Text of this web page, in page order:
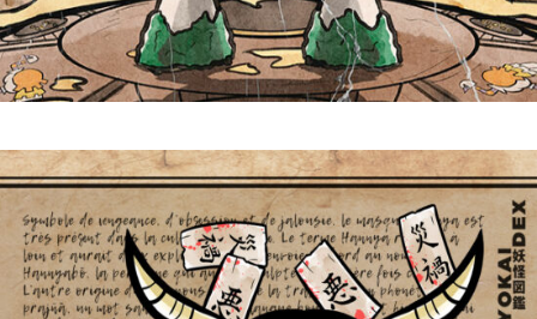
Regigigas